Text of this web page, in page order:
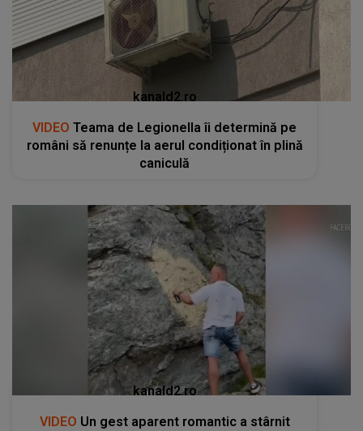
kanald2.ro
VIDEO Teama de Legionella îi determină pe
români să renunțe la aerul condiționat în plină
caniculă
kanald2.ro
VIDEO Un gest aparent romantic a stârnit